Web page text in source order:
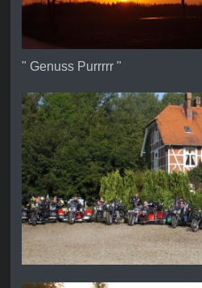
" Genuss Purrrrr "